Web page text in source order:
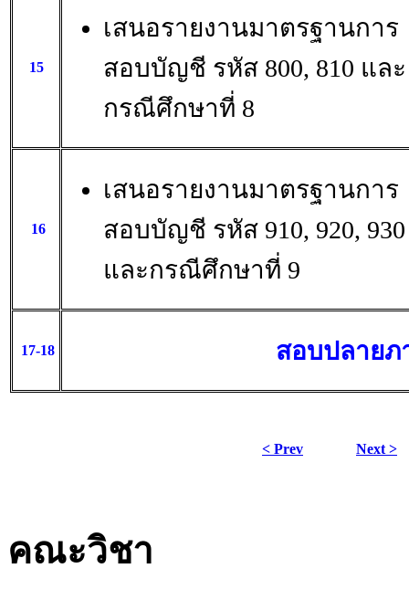
15
เสนอรายงานมาตรฐานการ
สอบบัญชี รหัส 800, 810 และ
กรณีศึกษาที่ 8
16
เสนอรายงานมาตรฐานการ
สอบบัญชี รหัส 910, 920, 930
และกรณีศึกษาที่ 9
17-18 สอบปลายภ
< Prev Next >
คณะวิชา